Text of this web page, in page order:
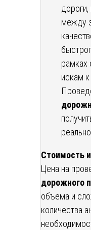
между
рамках
искам
Стоимость
Цена на
дорожного
объема и
количества